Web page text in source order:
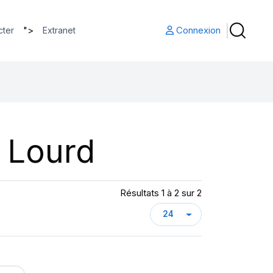
"> Extranet Connexion
Résultats 1 à 2 sur 2